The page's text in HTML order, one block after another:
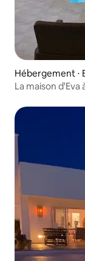
Hébergement ⋅
La maison d'Eva